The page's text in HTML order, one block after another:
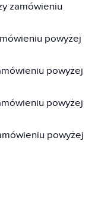
zamówieniu
powyżej
powyżej
powyżej
powyżej